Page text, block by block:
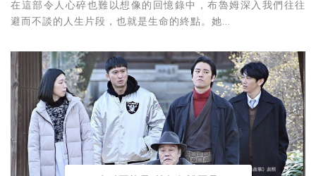
在這部令人心碎也難以想像的回憶錄中，布魯姆深入我們往往
避而不談的人生片段，也就是生命的終點。她...